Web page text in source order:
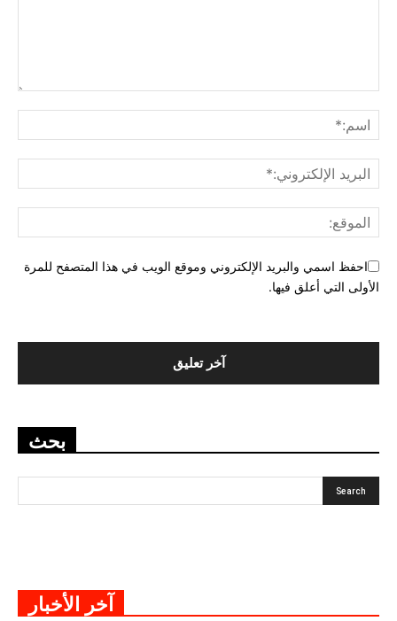
احفظ اسمي والبريد الإلكتروني وموقع الويب في هذا المتصفح للمرة
الأولى التي أعلق فيها.
بحث
آخر الأخبار